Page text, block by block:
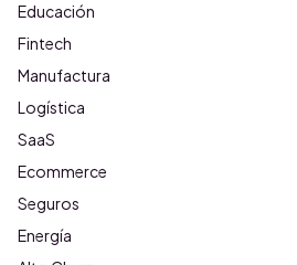
Educación
Fintech
Manufactura
Logística
SaaS
Ecommerce
Seguros
Energía